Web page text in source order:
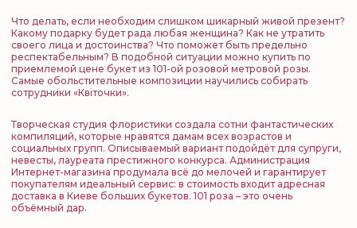
Что делать, если необходим слишком шикарный живой презент?
Какому подарку будет рада любая женщина? Как не утратить
своего лица и достоинства? Что поможет быть предельно
респектабельным? В подобной ситуации можно купить по
приемлемой цене букет из 101-ой розовой метровой розы.
Самые обольстительные композиции научились собирать
сотрудники «Квіточки».
Творческая студия флористики создала сотни фантастических
компиляций, которые нравятся дамам всех возрастов и
социальных групп. Описываемый вариант подойдёт для супруги,
невесты, лауреата престижного конкурса. Администрация
Интернет-магазина продумала всё до мелочей и гарантирует
покупателям идеальный сервис: в стоимость входит адресная
доставка в Киеве больших букетов. 101 роза – это очень
объёмный дар.